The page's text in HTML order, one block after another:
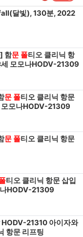
달빛), 130분, 2022
함문 폴티오 클리닉 항
세 모모나HODV-21309
문 폴티오 클리닉 항문
모모나HODV-21309
문 폴티오 클리닉 항문
티오 클리닉 항문 삽입
HODV-21309
21310 아이자와
항문 리프팅